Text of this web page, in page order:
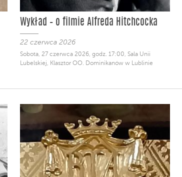
Wykład – o filmie Alfreda Hitchcocka
22 czerwca 2026
Sobota, 27 czerwca 2026, godz. 17:00, Sala Unii
Lubelskiej, Klasztor OO. Dominikanów w Lublinie